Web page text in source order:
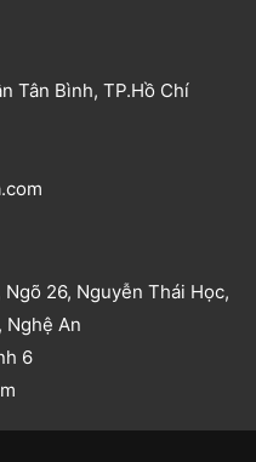
Tân Bình, TP.Hồ Chí
26, Nguyễn Thái Học,
Nghệ An​
6​